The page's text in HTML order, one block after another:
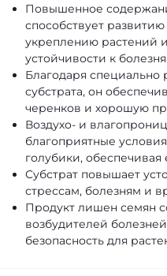
Повышенное
способствует
укреплению растений
устойчивости к
Благодаря специально
субстрата, он
черенков и хорошую
Воздухо- и
благоприятные
голубики,
Субстрат повышает
стрессам, болезням и
Продукт лишен семян
возбудителей
безопасность для